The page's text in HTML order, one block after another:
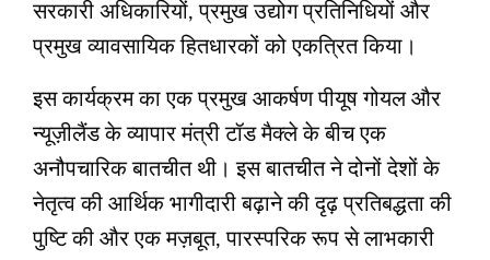
सरकारी अधिकारियों, प्रमुख उद्योग प्रतिनिधियों और
प्रमुख व्यावसायिक हितधारकों को एकत्रित किया।
इस कार्यक्रम का एक प्रमुख आकर्षण पीयूष गोयल और
न्यूज़ीलैंड के व्यापार मंत्री टॉड मैक्ले के बीच एक
अनौपचारिक बातचीत थी। इस बातचीत ने दोनों देशों के
नेतृत्व की आर्थिक भागीदारी बढ़ाने की दृढ़ प्रतिबद्धता की
पुष्टि की और एक मज़बूत, पारस्परिक रूप से लाभकारी